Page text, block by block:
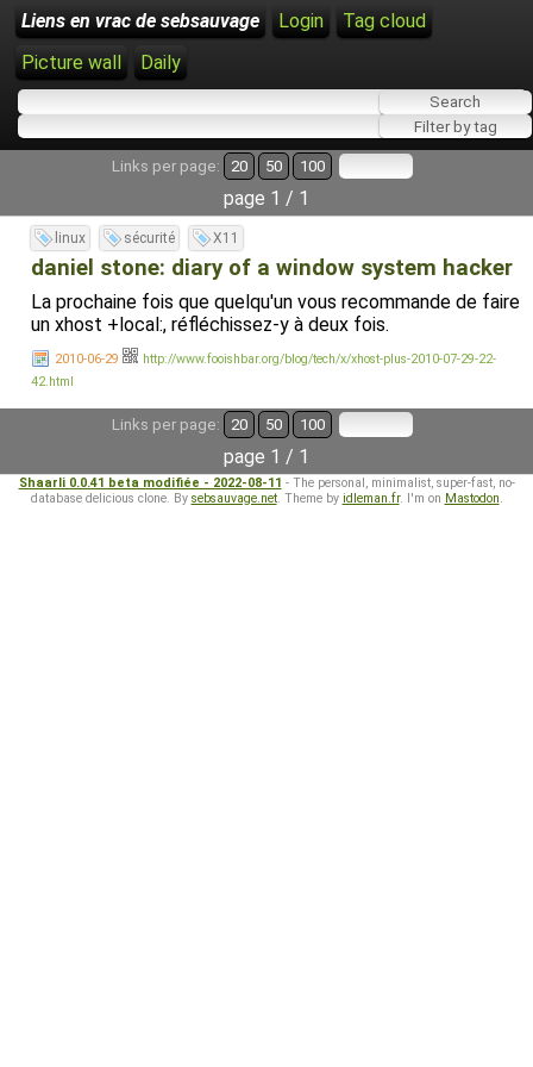
Liens en vrac de sebsauvage Login
Tag cloud
Picture wall
Daily
Links per page: 20 50 100
page 1 / 1
linux sécurité X11
daniel stone: diary of a window system hacker
La prochaine fois que quelqu'un vous recommande de faire
un xhost +local:, réfléchissez-y à deux fois.
2010-06-29
http://www.fooishbar.org/blog/tech/x/xhost-plus-2010-07-29-22-
42.html
Links per page: 20 50 100
page 1 / 1
Shaarli 0.0.41 beta modifiée - 2022-08-11 - The personal, minimalist, super-fast, no-
database delicious clone. By sebsauvage.net. Theme by idleman.fr. I'm on Mastodon.